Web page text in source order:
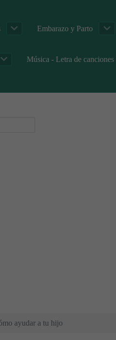
Embarazo y Parto
Música - Letra de canciones
ayudar a tu hijo